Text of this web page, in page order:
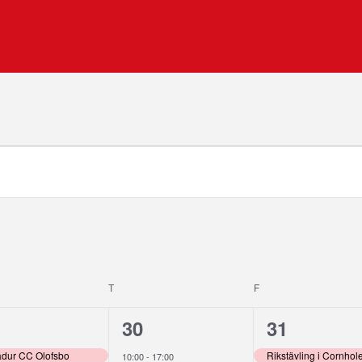
T F
CC Olofsbo
1
evenemang,
30
10:00- 17:00
1
31
Rikstävling i